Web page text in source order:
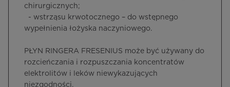
chirurgicznych;
- wstrząsu krwotocznego – do wstępnego
wypełnienia łożyska naczyniowego.
PŁYN RINGERA FRESENIUS może być używany do
rozcieńczania i rozpuszczania koncentratów
elektrolitów i leków niewykazujących
niezgodności.